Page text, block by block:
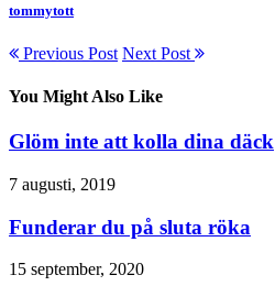
tommytott
Previous Post Next Post
You Might Also Like
Glöm inte att kolla dina däck
7 augusti, 2019
Funderar du på sluta röka
15 september, 2020